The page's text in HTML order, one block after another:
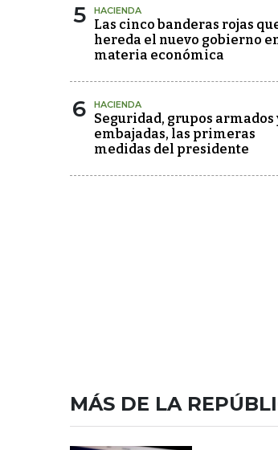
5 HACIENDA
Las cinco banderas rojas
hereda el nuevo gobierno
materia económica
6 HACIENDA
Seguridad, grupos armados
embajadas, las primeras
medidas del presidente
MÁS DE LA